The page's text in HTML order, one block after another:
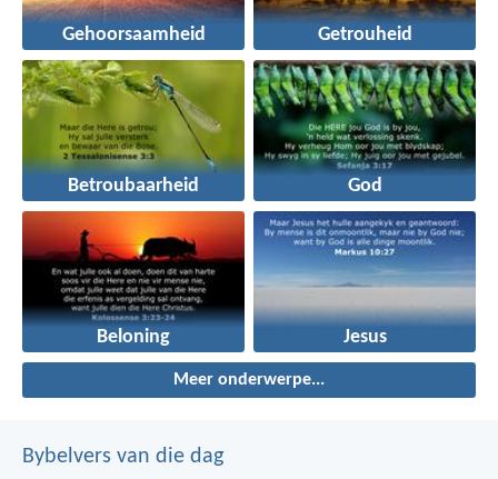
Gehoorsaamheid Getrouheid
Betroubaarheid God
Beloning Jesus
Meer onderwerpe...
Bybelvers van die dag